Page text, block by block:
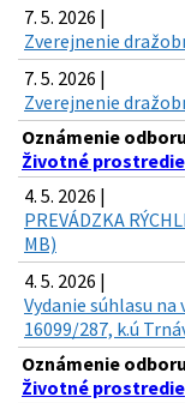
7. 5. 2026 |
Zverejnenie
7. 5. 2026 |
Zverejnenie
Oznámenie
Životné prostredie
4. 5. 2026 |
PREVÁDZKA
MB)
4. 5. 2026 |
Vydanie súhlasu na
16099/287, k.ú
Oznámenie
Životné prostredie